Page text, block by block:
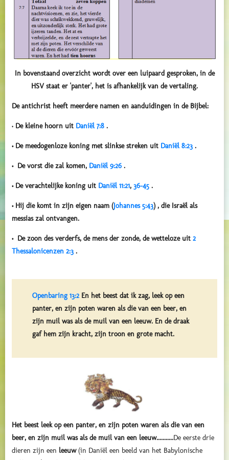
In bovenstaand overzicht wordt over een luipaard gesproken, in de
HSV staat er 'panter', het is afhankelijk van de vertaling.
De antichrist heeft meerdere namen en aanduidingen in de Bijbel:
• De kleine hoorn uit Daniël 7:8 .
• De meedogenloze koning met slinkse streken uit Daniël 8:23 .
• De vorst die zal komen, Daniël 9:26 .
• De verachtelijke koning uit Daniël 11:21, 36-45 .
• Hij die komt in zijn eigen naam (Johannes 5:43) , die Israël als
messias zal ontvangen.
• De zoon des verderfs, de mens der zonde, de wetteloze uit 2
Thessalonicenzen 2:3 .
Openbaring 13:2 En het beest dat ik zag, leek op een
panter, en zijn poten waren als die van een beer, en
zijn muil was als de muil van een leeuw. En de draak
gaf hem zijn kracht, zijn troon en grote macht.
Het beest leek op een panter, en zijn poten waren als die van een
beer, en zijn muil was als de muil van een leeuw...........De eerste drie
dieren zijn een leeuw (in Daniël een beeld van het Babylonische